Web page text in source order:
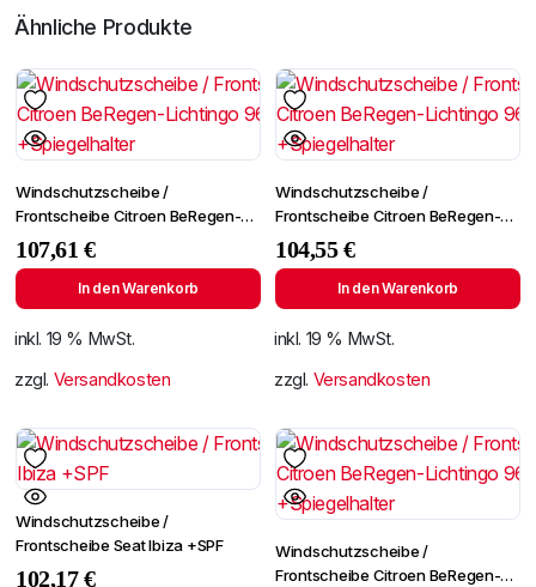
Ähnliche Produkte
Windschutzscheibe /
Frontscheibe Citroen BeRegen-
Lichtingo 96- +Spiegelhalter
107,61€
In den Warenkorb
inkl. 19 % MwSt.
zzgl. Versandkosten
Windschutzscheibe /
Frontscheibe Citroen BeRegen-
Lichtingo 96- +Spiegelhalter
104,55€
In den Warenkorb
inkl. 19 % MwSt.
zzgl. Versandkosten
Windschutzscheibe /
Frontscheibe Seat Ibiza +SPF
102,17€
Windschutzscheibe /
Frontscheibe Citroen BeRegen-